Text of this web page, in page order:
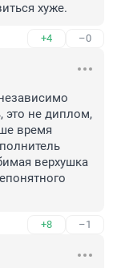
хуже.
+4 –0
это не диплом,
время
верхушка
+8 –1